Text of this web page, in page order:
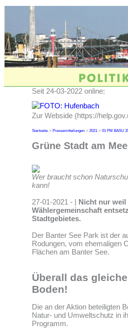
Seit 24-03-2022 online:
Zur Webside (https://
Startseite-> Pressemitteilungen-> 2021-> 01 PM BASU
Grüne Stadt am
Wer braucht schon
kann!
27-01-2021 - | Nicht nur
Wählergemeinschaft
Stadtgebietes.
Der Banter See Park ist der
Rodungen, vom ehemaligen
Flächen am Banter See.
Überall das
Boden!
Die an der Aktion beteiligten
Natur- und Umweltschutz in
Programm.